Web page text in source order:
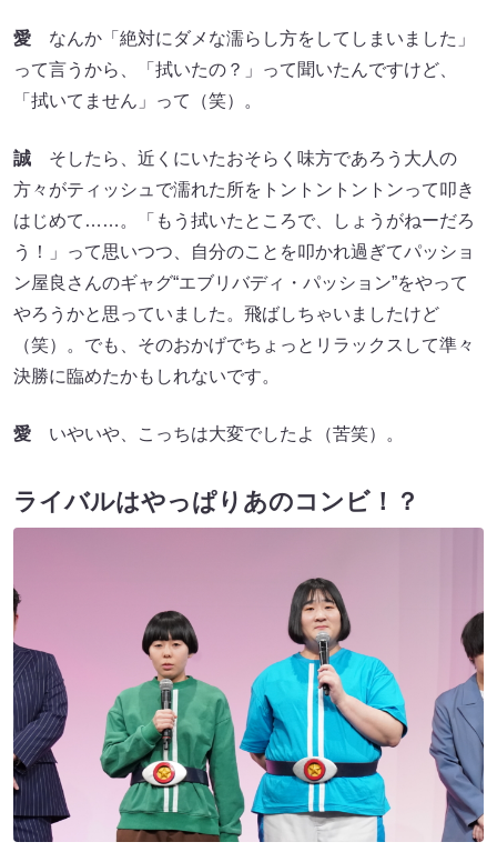
愛 なんか「絶対にダメな濡らし方をしてしまいました」
って言うから、「拭いたの？」って聞いたんですけど、
「拭いてません」って（笑）。
誠 そしたら、近くにいたおそらく味方であろう大人の
方々がティッシュで濡れた所をトントントントンって叩き
はじめて……。「もう拭いたところで、しょうがねーだろ
う！」って思いつつ、自分のことを叩かれ過ぎてパッショ
ン屋良さんのギャグ“エブリバディ・パッション”をやって
やろうかと思っていました。飛ばしちゃいましたけど
（笑）。でも、そのおかげでちょっとリラックスして準々
決勝に臨めたかもしれないです。
愛 いやいや、こっちは大変でしたよ（苦笑）。
ライバルはやっぱりあのコンビ！？